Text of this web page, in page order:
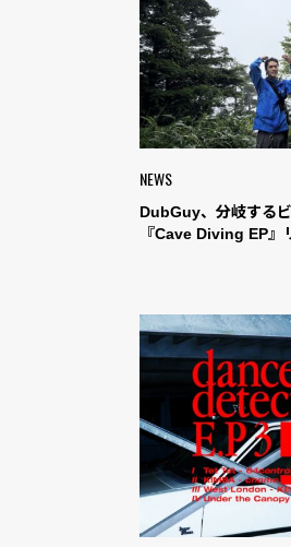
NEWS
DubGuy、分岐する
『Cave Diving EP』